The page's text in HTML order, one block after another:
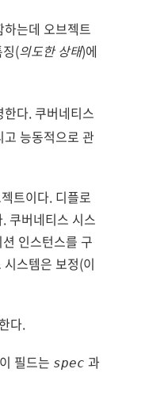
는데 오브젝트
(의도한 상태)에
다. 쿠버네티스
능동적으로 관
트이다. 디플로
쿠버네티스 시스
인스턴스를 구
스템은 보정(이
다.
필드는 spec 과